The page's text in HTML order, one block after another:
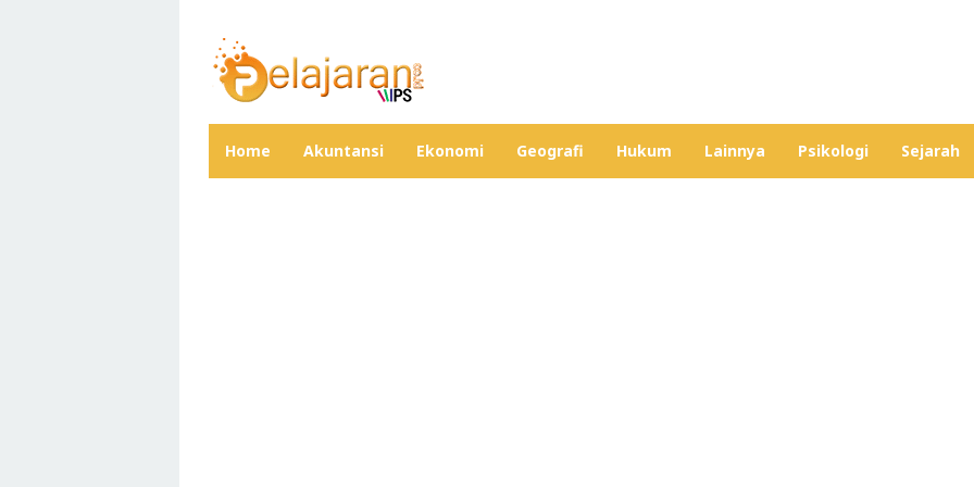
content
Home Akuntansi Ekonomi Geografi Hukum Lainnya Psikologi Sejarah